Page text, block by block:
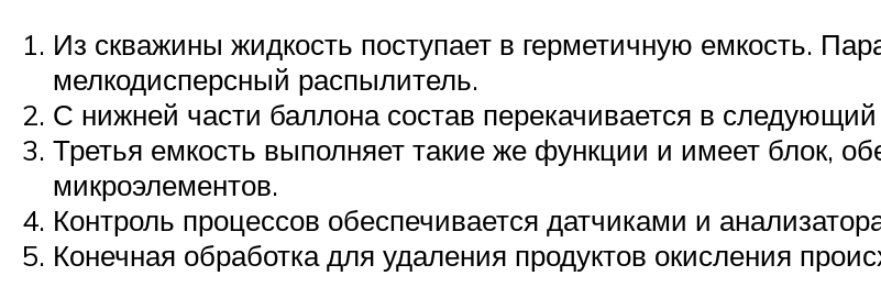
Из скважины жидкость поступает в герметичную емкость.
мелкодисперсный распылитель.
С нижней части баллона состав перекачивается в следующий
Третья емкость выполняет такие же функции и имеет блок,
микроэлементов.
Контроль процессов обеспечивается датчиками и
Конечная обработка для удаления продуктов окисления